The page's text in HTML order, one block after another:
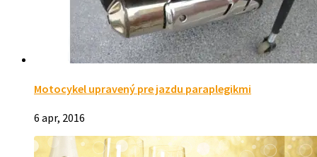
Motocykel upravený pre jazdu paraplegikmi
6 apr, 2016